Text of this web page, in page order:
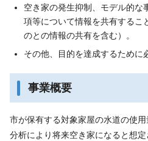
空き家の発生抑制、モデル的な
項等について情報を共有するこ
のとの情報の共有を含む）。
その他、目的を達成するために
事業概要
市が保有する対象家屋の水道の使
分析により将来空き家になると想